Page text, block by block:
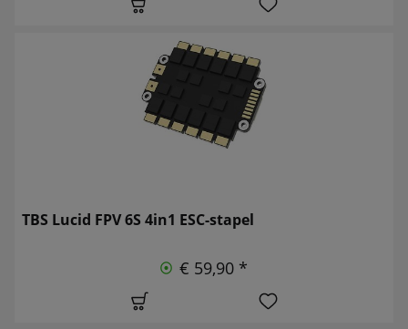
TBS Lucid FPV 6S 4in1 ESC-stapel
€ 59,90 *